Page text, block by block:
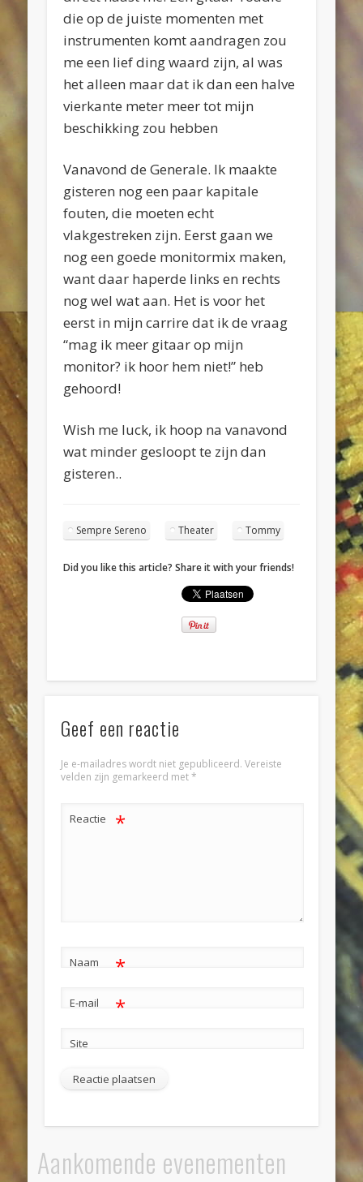
die op de juiste momenten met
instrumenten komt aandragen zou
me een lief ding waard zijn, al was
het alleen maar dat ik dan een halve
vierkante meter meer tot mijn
beschikking zou hebben
Vanavond de Generale. Ik maakte
gisteren nog een paar kapitale
fouten, die moeten echt
vlakgestreken zijn. Eerst gaan we
nog een goede monitormix maken,
want daar haperde links en rechts
nog wel wat aan. Het is voor het
eerst in mijn carrire dat ik de vraag
“mag ik meer gitaar op mijn
monitor? ik hoor hem niet!” heb
gehoord!
Wish me luck, ik hoop na vanavond
wat minder gesloopt te zijn dan
gisteren..
Sempre Sereno Theater Tommy
Did you like this article? Share it with your friends!
Geef een reactie
Je e-mailadres wordt niet gepubliceerd. Vereiste
velden zijn gemarkeerd met*
Reactie *
Naam *
E-mail *
Site
Aankomende evenementen